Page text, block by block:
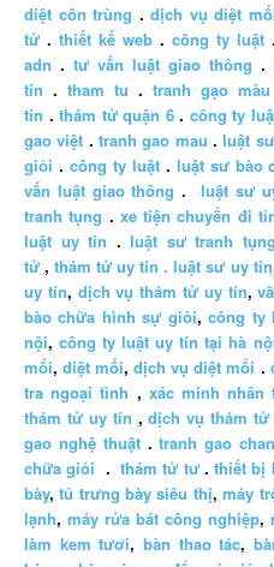
diệt côn trùng .dịch vụ diệt
tử . thiết kế web . công ty luật .
adn .tư vấn luật giao thông .
tín . tham tu . tranh gạo
tín .thám tử quận 6. công ty
gao việt .tranh gao mau .luật
giỏi . công ty luật. luật sư bào
vấn luật giao thông . luật sư
tranh tụng . xe tiện chuyến đi
luật uy tín .luật sư tranh tụng
tử ,thám tử uy tín . luật sư uy tín
uy tín, dịch vụ thám tử uy tín,
bào chữa hình sự giỏi,công ty
nội,công ty luật uy tín tại hà
mối,diệt mối,dịch vụ diệt mối .
tra ngoại tình , xác minh nhân
thám tử uy tín ,dịch vụ thám
gao nghệ thuật.tranh gao
chữa giỏi .thám tử tư.thiết bị
bày,tủ trưng bày siêu thị,máy
lạnh, máy rửa bát công nghiệp,
làm kem tươi,bàn thao tác,